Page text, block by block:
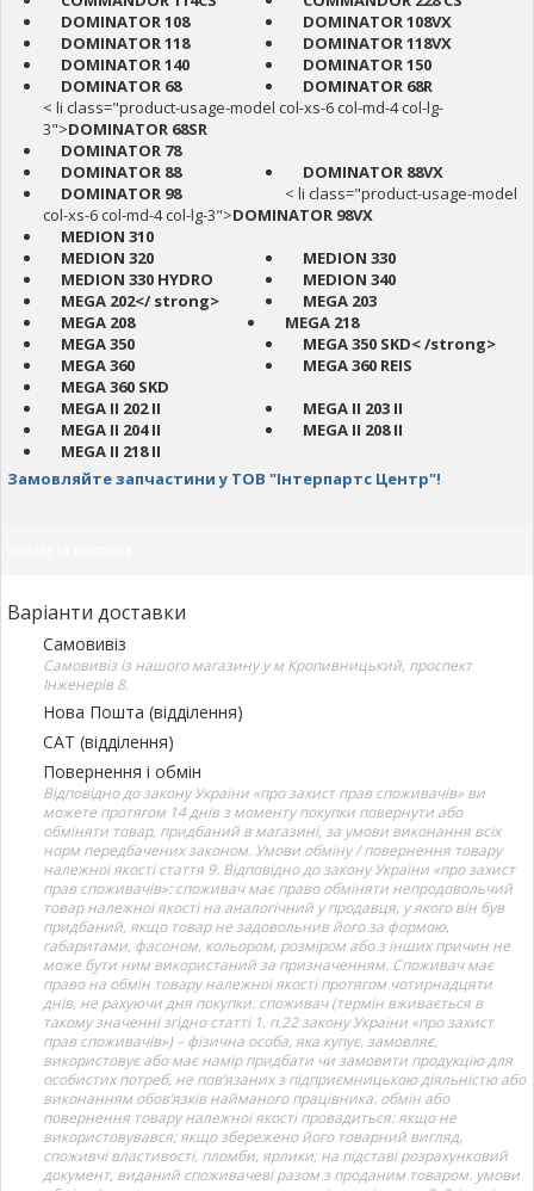
DOMINATOR 108
DOMINATOR 108VX
DOMINATOR 118
DOMINATOR 118VX
DOMINATOR 140
DOMINATOR 150
DOMINATOR 68
DOMINATOR 68R
< li class="product-usage-model col-xs-6 col-md-4 col-lg-
3">DOMINATOR 68SR
DOMINATOR 78
DOMINATOR 88
DOMINATOR 88VX
DOMINATOR 98
< li class="product-usage-model
col-xs-6 col-md-4 col-lg-3">DOMINATOR 98VX
MEDION 310
MEDION 320
MEDION 330
MEDION 330 HYDRO
MEDION 340
MEGA 202</ strong>
MEGA 203
MEGA 208
MEGA 218
MEGA 350
MEGA 350 SKD< /strong>
MEGA 360
MEGA 360 REIS
MEGA 360 SKD
MEGA II 202 II
MEGA II 203 II
MEGA II 204 II
MEGA II 208 II
MEGA II 218 II
Замовляйте запчастини у ТОВ "Інтерпартс Центр"!
Варіанти доставки
Самовивіз
Самовивіз із нашого магазину у м Кропивницький, проспект
Інженерів 8.
Нова Пошта (відділення)
САТ (відділення)
Повернення і обмін
Відповідно до закону України «про захист прав споживачів» ви
можете протягом 14 днів з моменту покупки повернути або
обміняти товар, придбаний в магазині, за умови виконання всіх
норм передбачених законом. Умови обміну / повернення товару
належної якості стаття 9. Відповідно до закону України «про захист
прав споживачів»: споживач має право обміняти непродовольчий
товар належної якості на аналогічний у продавця, у якого він був
придбаний, якщо товар не задовольнив його за формою,
габаритами, фасоном, кольором, розміром або з інших причин не
може бути ним використаний за призначенням. Споживач має
право на обмін товару належної якості протягом чотирнадцяти
днів, не рахуючи дня покупки. споживач (термін вживається в
такому значенні згідно статті 1. п.22 закону України «про захист
прав споживачів») – фізична особа, яка купує, замовляє,
використовує або має намір придбати чи замовити продукцію для
особистих потреб, не пов’язаних з підприємницькою діяльністю або
виконанням обов’язків найманого працівника. обмін або
повернення товару належної якості провадиться: якщо не
використовувався; якщо збережено його товарний вигляд,
споживчі властивості, пломби, ярлики; на підставі розрахунковий
документ, виданий споживачеві разом з проданим товаром. умови